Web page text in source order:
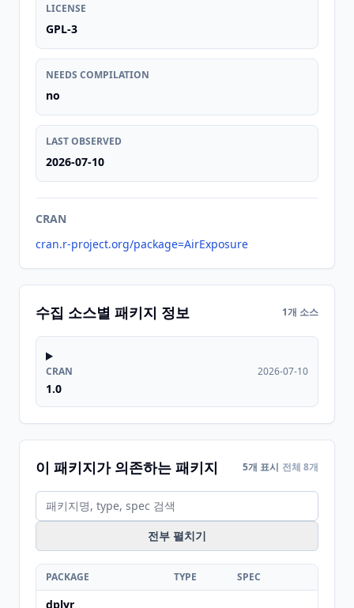
LICENSE
GPL-3
NEEDS COMPILATION
no
LAST OBSERVED
2026-07-10
CRAN
cran.r-project.org/package=AirExposure
수집 소스별 패키지 정보 1개 소스
CRAN
1.0
2026-07-10
이 패키지가 의존하는 패키지 5개 표시 전체 8개
전부 펼치기
PACKAGE TYPE SPEC
dplyr